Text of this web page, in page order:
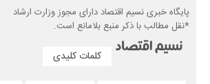
پایگاه خبری نسیم اقتصاد دارای مجوز وزارت ارشاد
*نقل مطالب با ذکر منبع بلامانع است.
کلمات کلیدی